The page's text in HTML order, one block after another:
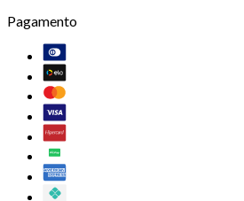
Pagamento